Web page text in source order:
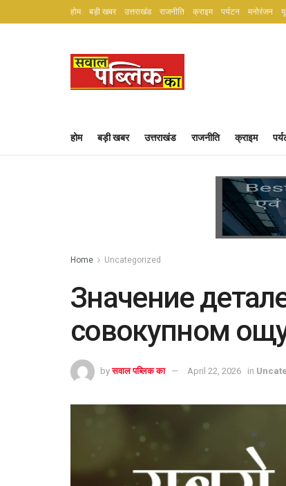
होम बड़ी खबर उत्तराखंड राजनीति क्राइम पर्यटन मनोरंजन
होम बड़ी खबर उत्तराखंड राजनीति क्राइम
Home Uncategorized
Значение
совокупном
by सवाल पब्लिक का April 22, 2026 in